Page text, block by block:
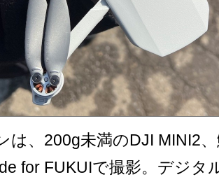
は、200g未満のDJI MINI2
for FUKUIで撮影。デジタ